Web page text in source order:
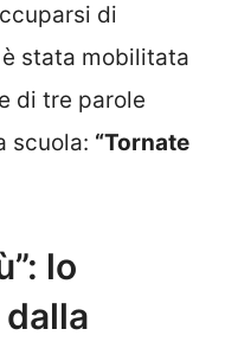
di
stata mobilitata
di tre parole
scuola: “Tornate
lo